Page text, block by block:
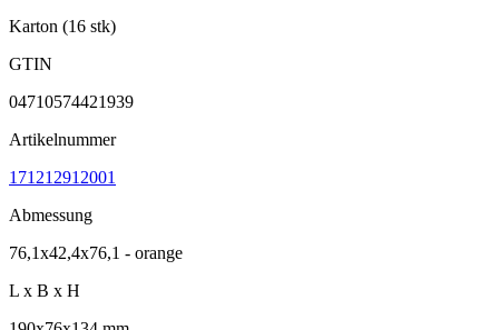
Karton (16 stk)
GTIN
04710574421939
Artikelnummer
171212912001
Abmessung
76,1x42,4x76,1 - orange
L x B x H